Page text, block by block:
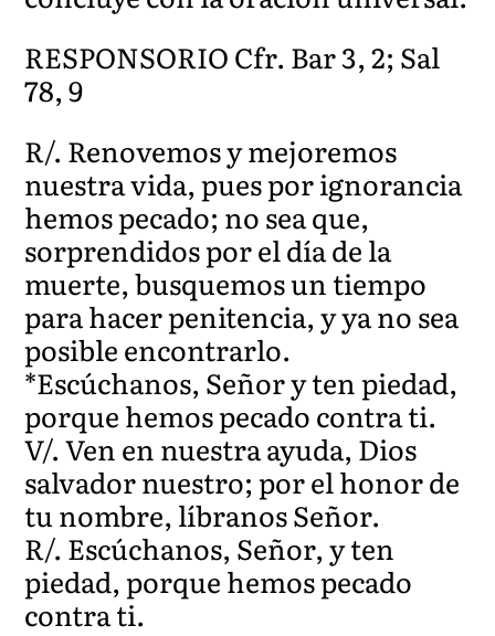
RESPONSORIO Cfr. Bar 3, 2; Sal
78, 9
R/. Renovemos y mejoremos
nuestra vida, pues por ignorancia
hemos pecado; no sea que,
sorprendidos por el día de la
muerte, busquemos un tiempo
para hacer penitencia, y ya no sea
posible encontrarlo.
*Escúchanos, Señor y ten piedad,
porque hemos pecado contra ti.
V/. Ven en nuestra ayuda, Dios
salvador nuestro; por el honor de
tu nombre, líbranos Señor.
R/. Escúchanos, Señor, y ten
piedad, porque hemos pecado
contra ti.